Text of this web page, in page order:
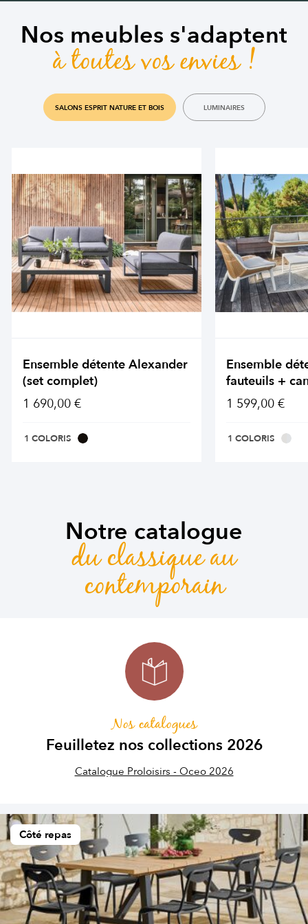
Nos meubles s'adaptent
à toutes vos envies !
SALONS ESPRIT NATURE ET BOIS LUMINAIRES
Ensemble détente Alexander
(set complet)
1 690,00 €
1 COLORIS
Ensemble
fauteuils +
1 599,00 €
1 COLORIS
Notre catalogue
du classique au
contemporain
Nos catalogues
Feuilletez nos collections 2026
Catalogue Proloisirs - Oceo 2026
Côté repas